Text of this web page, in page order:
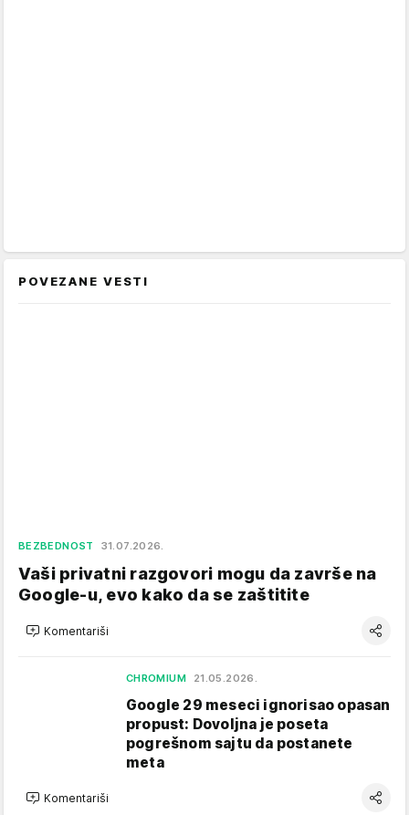
POVEZANE VESTI
BEZBEDNOST 31.07.2026.
Vaši privatni razgovori mogu da završe na
Google-u, evo kako da se zaštitite
Komentariši
CHROMIUM 21.05.2026.
Google 29 meseci ignorisao opasan
propust: Dovoljna je poseta
pogrešnom sajtu da postanete
meta
Komentariši